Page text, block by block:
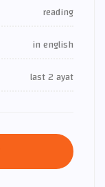
reading
in english
last 2 ayat